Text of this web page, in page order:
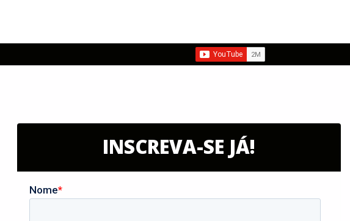
INSCREVA-SE JÁ!